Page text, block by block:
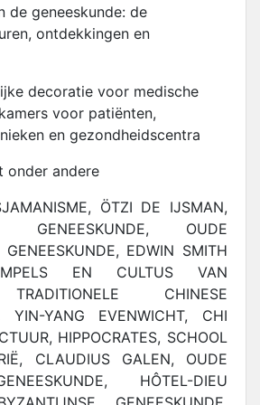
de geneeskunde: de
ontdekkingen en
decoratie voor medische
voor patiënten,
en gezondheidscentra
onder andere
ÖTZI DE IJSMAN,
GENEESKUNDE, OUDE
GENEESKUNDE, EDWIN SMITH
EN CULTUS VAN
CHINESE
YIN-YANG EVENWICHT, CHI
HIPPOCRATES, SCHOOL
CLAUDIUS GALEN, OUDE
HÔTEL-DIEU